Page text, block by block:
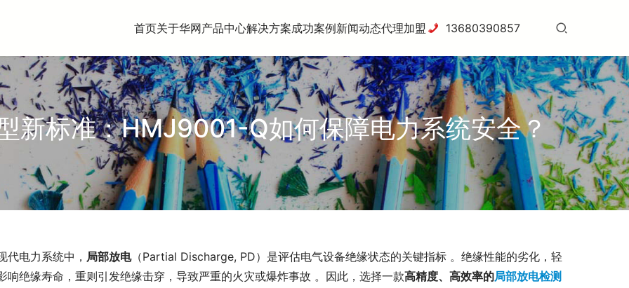
首页关于华网产品中心解决方案成功案例新闻动态代理加盟 13680390857
新标准：HMJ9001-Q如何保障电力系统安全？
代电力系统中， 局部放电（Partial Discharge, PD）是评估电气设备绝缘状态的关键指标 。绝缘性能的劣化，轻
响绝缘寿命，重则引发绝缘击穿，导致严重的火灾或爆炸事故 。因此，选择一款高精度、高效率的局部放电检测